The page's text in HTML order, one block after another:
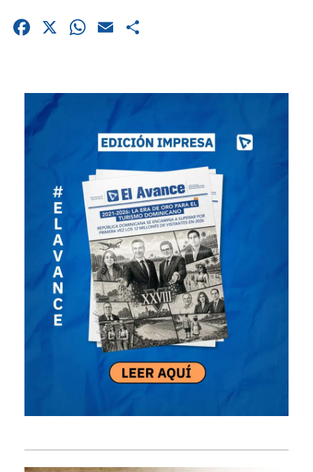
Facebook
X WhatsApp
Email